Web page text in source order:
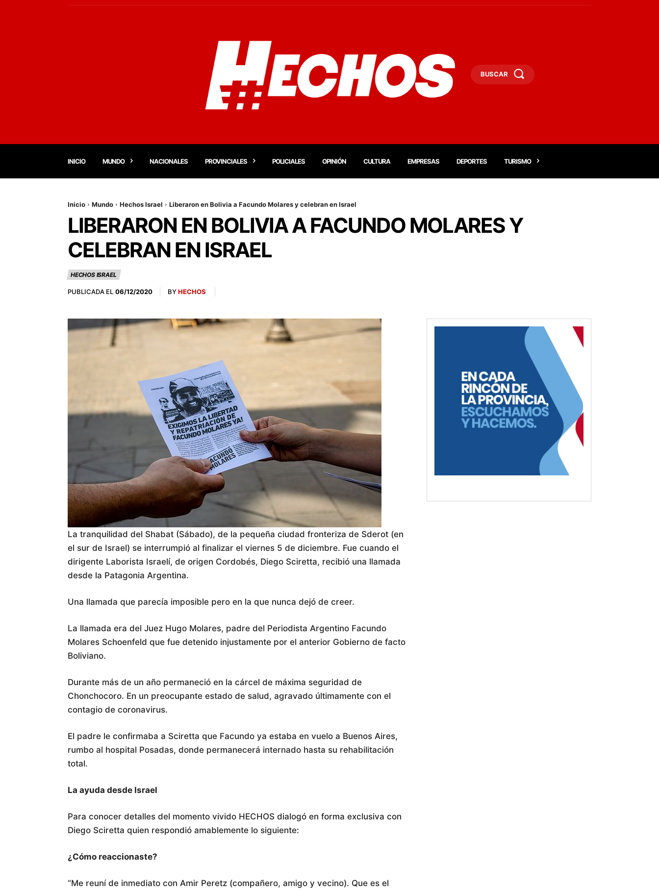
BUSCAR
INICIO MUNDO NACIONALES PROVINCIALES POLICIALES OPINIÓN CULTURA EMPRESAS DEPORTES TURISMO
Inicio Mundo Hechos Israel Liberaron en Bolivia a Facundo Molares y celebran en Israel
LIBERARON EN BOLIVIA A FACUNDO MOLARES Y
CELEBRAN EN ISRAEL
HECHOS ISRAEL
PUBLICADA EL 06/12/2020 BYHECHOS
La tranquilidad del Shabat (Sábado), de la pequeña ciudad fronteriza de Sderot (en
el sur de Israel) se interrumpió al finalizar el viernes 5 de diciembre. Fue cuando el
dirigente Laborista Israelí, de origen Cordobés, Diego Sciretta, recibió una llamada
desde la Patagonia Argentina.
Una llamada que parecía imposible pero en la que nunca dejó de creer.
La llamada era del Juez Hugo Molares, padre del Periodista Argentino Facundo
Molares Schoenfeld que fue detenido injustamente por el anterior Gobierno de facto
Boliviano.
Durante más de un año permaneció en la cárcel de máxima seguridad de
Chonchocoro. En un preocupante estado de salud, agravado últimamente con el
contagio de coronavirus.
El padre le confirmaba a Sciretta que Facundo ya estaba en vuelo a Buenos Aires,
rumbo al hospital Posadas, donde permanecerá internado hasta su rehabilitación
total.
La ayuda desde Israel
Para conocer detalles del momento vivido HECHOS dialogó en forma exclusiva con
Diego Sciretta quien respondió amablemente lo siguiente:
¿Cómo reaccionaste?
“Me reuní de inmediato con Amir Peretz (compañero, amigo y vecino). Que es el